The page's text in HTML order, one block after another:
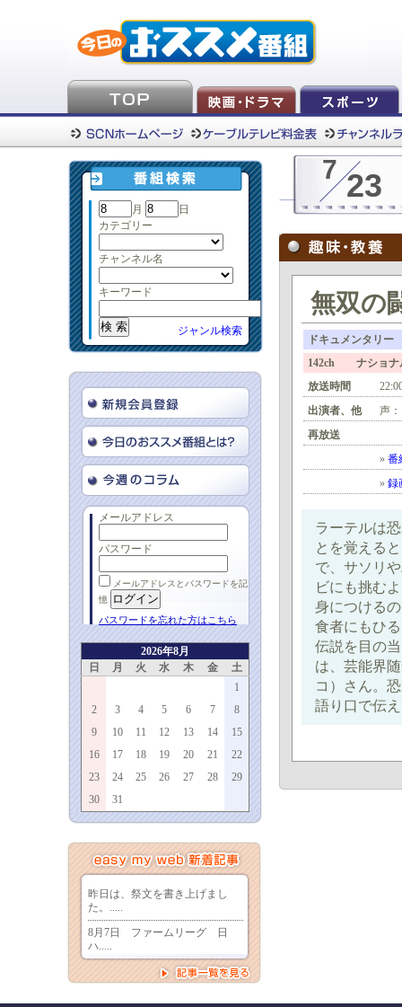
月
日
カテゴリー
チャンネル名
キーワード
ジャンル検索
メールアドレス
パスワード
メールアドレスとパスワードを記
憶
パスワードを忘れた方はこちら
2026年8月
日
月 火 水 木 金
土
1
2
3 4 5 6 7
8
9
10 11 12 13 14
15
16
17 18 19 20 21
22
23
24 25 26 27 28
29
30
31
7 23
無双の
ドキュメンタリー
142ch ナショナ
放送時間
出演者、他
声
再放送
» 番
» 録
ラーテルは
とを覚える
で、サソリ
ビにも挑む
身につける
食者にもひ
伝説を目の
は、芸能界
コ）さん。
語り口で伝